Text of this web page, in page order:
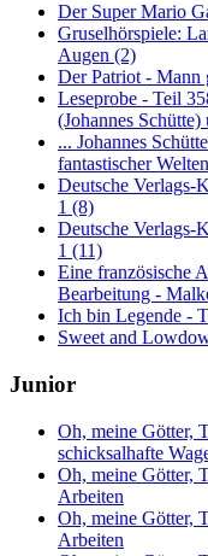
Der Super Mario
Gruselhörspiele:
Augen (2)
Der Patriot - Mann
Leseprobe - Teil
(Johannes
... Johannes
fantastischer
Deutsche Verlags-
1 (8)
Deutsche Verlags-
1 (11)
Eine französische
Bearbeitung -
Ich bin Legende -
Sweet and
Junior
Oh, meine Götter,
schicksalhafte
Oh, meine Götter,
Arbeiten
Oh, meine Götter,
Arbeiten